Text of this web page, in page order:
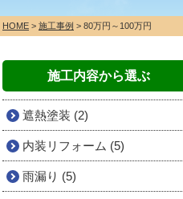
HOME > 施工事例 > 80万円～100万円
施工内容から選ぶ
遮熱塗装 (2)
内装リフォーム (5)
雨漏り (5)